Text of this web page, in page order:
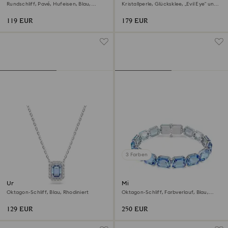
Rundschliff, Pavé, Hufeisen, Blau,
119 EUR
Kristallperle, Glücksklee, „Evil Eye“ und
179 EUR
Una Halskette
Oktagon-Schliff, Blau, Rhodiniert
129 EUR
3 Farben
Millenia Armband
Oktagon-Schliff, Farbverlauf, Blau,
250 EUR